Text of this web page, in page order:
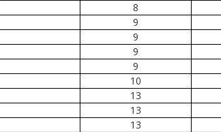
8
9
9
9
9
10
13
13
13